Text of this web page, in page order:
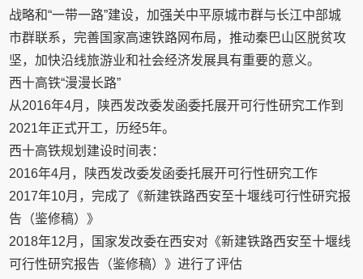
战略和“一带一路”建设，加强关中平原城市群与长江中部城
市群联系，完善国家高速铁路网布局，推动秦巴山区脱贫攻
坚，加快沿线旅游业和社会经济发展具有重要的意义。
西十高铁“漫漫长路”
从2016年4月，陕西发改委发函委托展开可行性研究工作到
2021年正式开工，历经5年。
西十高铁规划建设时间表：
2016年4月，陕西发改委发函委托展开可行性研究工作
2017年10月，完成了《新建铁路西安至十堰线可行性研究报
告（鉴修稿）》
2018年12月，国家发改委在西安对《新建铁路西安至十堰线
可行性研究报告（鉴修稿）》进行了评估